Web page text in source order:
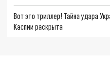
Вот это триллер! Тайна удара
Каспии раскрыта